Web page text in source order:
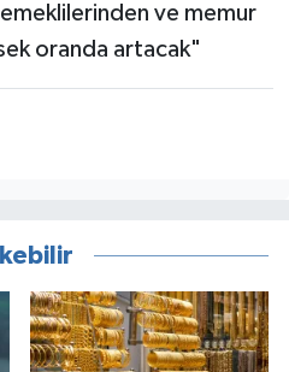
emeklilerinden ve memur
oranda artacak"